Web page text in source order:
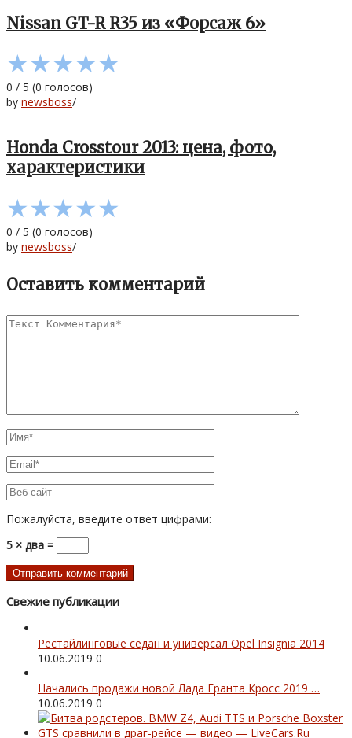
Nissan GT-R R35 из «Форсаж 6»
★★★★★
0 / 5 (0 голосов)
by newsboss/
Honda Crosstour 2013: цена, фото,
характеристики
★★★★★
0 / 5 (0 голосов)
by newsboss/
Оставить комментарий
Пожалуйста, введите ответ цифрами:
5 × два =
Свежие публикации
Рестайлинговые седан и универсал Opel Insignia 2014
10.06.2019 0
Начались продажи новой Лада Гранта Кросс 2019 …
10.06.2019 0